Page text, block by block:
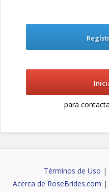
para
Términos de Uso |
Acerca de RoseBrides.com |